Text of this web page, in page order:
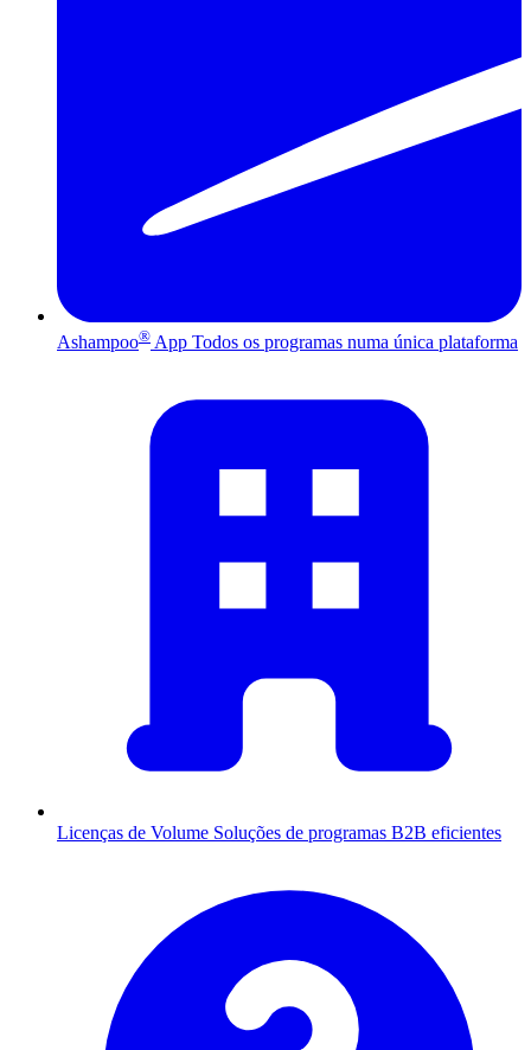
Ashampoo® App Todos os programas numa única plataforma
Licenças de Volume Soluções de programas B2B eficientes